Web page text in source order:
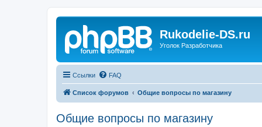
Rukodelie-DS.ru
Уголок Разработчика
Ссылки FAQ
Список форумов Общие вопросы по магазину
Общие вопросы по магазину